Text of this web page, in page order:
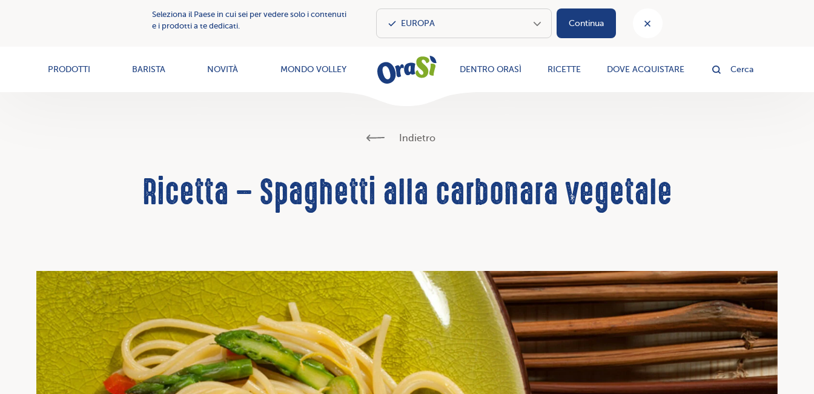
Seleziona il Paese in cui sei per vedere solo i contenuti
e i prodotti a te dedicati.
Continua
OraSì Vegetale
PRODOTTI BARISTA NOVITÀ MONDO VOLLEY DENTRO ORASÌ RICETTE DOVE ACQUISTARE Cerca
Indietro
Ricetta – Spaghetti alla carbonara vegetale